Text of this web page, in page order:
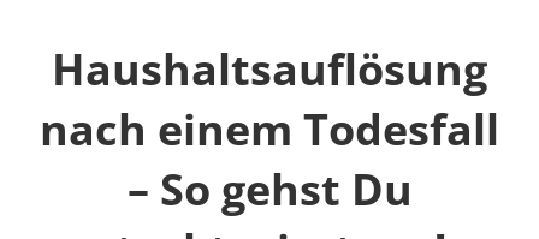
Haushaltsauflösung
nach einem Todesfall
– So gehst Du